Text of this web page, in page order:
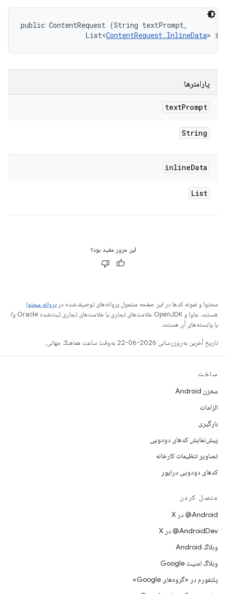
public ContentRequest (String textPrompt,
                List<
ContentRequest.InlineData>
پارامترها
textPrompt
String
inlineData
List
این مرور مفید بود؟
محتوا و نمونه کدها در این صفحه مشمول پروانه‌های توصیف‌شده در پروانه محتوا
هستند. جاوا و OpenJDK علامت‌های تجاری یا علامت‌های تجاری ثبت‌شده Oracle و/
یا وابسته‌های آن هستند.
تاریخ آخرین به‌روزرسانی 2026-06-22 به‌وقت ساعت هماهنگ جهانی.
ساخت
مخزن Android
الزامات
بارگیری
پیش‌نمایش کدهای دودویی
تصاویر تنظیمات کارخانه
کدهای دودویی درایور
متصل کردن
‫‎@Android در X
‫‎@AndroidDev در X
وبلاگ Android
وبلاگ امنیت Google
پلتفورم در «گروه‌های Google»